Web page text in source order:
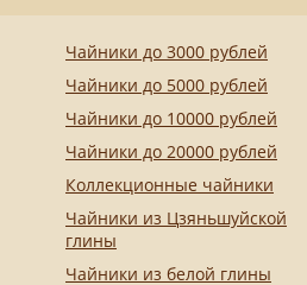
Чайники до 3000 рублей
Чайники до 5000 рублей
Чайники до 10000 рублей
Чайники до 20000 рублей
Коллекционные чайники
Чайники из Цзяньшуйской
глины
Чайники из белой глины